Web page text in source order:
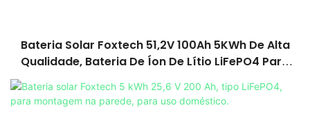
Bateria Solar Foxtech 51,2V 100Ah 5KWh De Alta
Qualidade, Bateria De Íon De Lítio LiFePO4 Para